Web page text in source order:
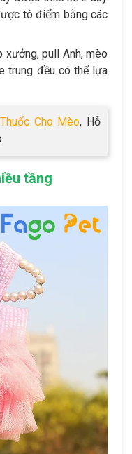
tô điểm bằng các
xưởng, pull Anh, mèo
trung đều có thể lựa
Thuốc Cho Mèo, Hỗ
tầng